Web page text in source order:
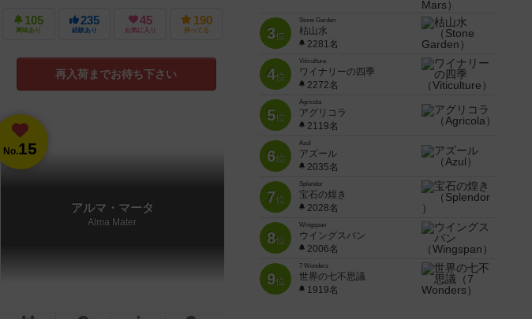
105
興味あり
235
経験あり
45
お気に入り
190
持ってる
再入荷までお待ち下さい
No.15
アルマ・マータ
Alma Mater
3位
Stone Garden
枯山水
2281名
4位
Viticulture
ワイナリーの四季
2272名
5位
Agricola
アグリコラ
2119名
6位
Azul
アズール
2035名
7位
Splendor
宝石の煌き
2028名
8位
Wingspan
ウイングスパン
2006名
9位
7 Wonders
世界の七不思議
1919名